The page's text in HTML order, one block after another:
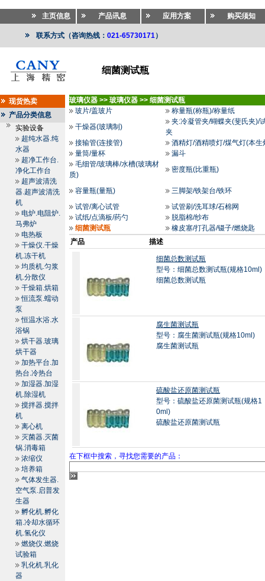
主页信息 产品讯息 应用方案 购买须知
联系方式（咨询热线： 021-65730171）
细菌测试瓶
现货热卖
产品分类信息
实验设备
超纯水器.纯
水器
超净工作台.
净化工作台
超声波清洗
器.超声波清洗
机
电炉.电阻炉.
马弗炉
电热板
干燥仪.干燥
机.冻干机
均质机.匀浆
机.分散仪
干燥箱.烘箱
恒流泵.蠕动
泵
恒温水浴.水
浴锅
烘干器.玻璃
烘干器
加热平台.加
热台.冷热台
加湿器.加湿
机.除湿机
搅拌器.搅拌
机
离心机
灭菌器.灭菌
锅.消毒箱
浓缩仪
培养箱
气体发生器.
空气泵.启普发
生器
孵化机.孵化
箱.冷却水循环
机.氢化仪
燃烧仪.燃烧
试验箱
乳化机.乳化
器
玻璃仪器 >> 玻璃仪器 >> 细菌测试瓶
玻片/盖玻片
称量瓶(称瓶)/称量纸
干燥器(玻璃制)
夹:冷凝管夹/蝴蝶夹(斐氏夹)/
夹
接输管(连接管)
酒精灯/酒精喷灯/煤气灯(本生
量筒/量杯
漏斗
毛细管/玻璃棒/水槽(玻璃材
质)
密度瓶(比重瓶)
容量瓶(量瓶)
三脚架/铁架台/铁环
试管/离心试管
试管刷/洗耳球/石棉网
试纸/点滴板/药勺
脱脂棉/纱布
细菌测试瓶
橡皮塞/打孔器/镊子/燃烧匙
产品
描述
细菌总数测试瓶
型号：细菌总数测试瓶(规格10ml)
细菌总数测试瓶
腐生菌测试瓶
型号：腐生菌测试瓶(规格10ml)
腐生菌测试瓶
硫酸盐还原菌测试瓶
型号：硫酸盐还原菌测试瓶(规格1
0ml)
硫酸盐还原菌测试瓶
在下框中搜索，寻找您需要的产品：